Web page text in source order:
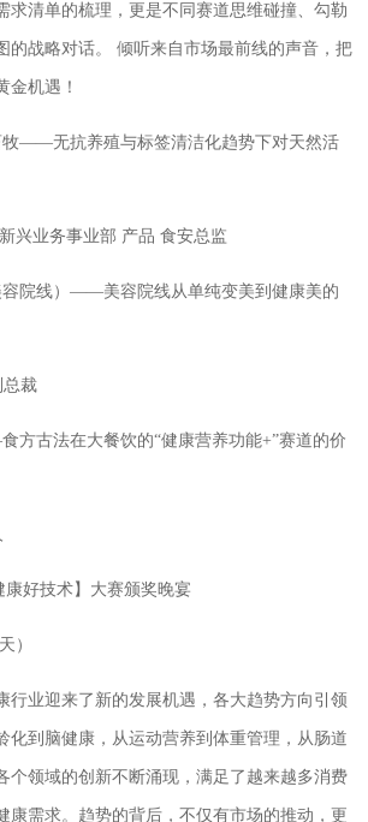
求清单的梳理，更是不同赛道思维碰撞、勾勒
的战略对话。 倾听来自市场最前线的声音，把
金机遇！
牧——无抗养殖与标签清洁化趋势下对天然活
兴业务事业部 产品 食安总监
容院线）——美容院线从单纯变美到健康美的
总裁
方古法在大餐饮的“健康营养功能+”赛道的价
康好技术】大赛颁奖晚宴
）
行业迎来了新的发展机遇，各大趋势方向引领
化到脑健康，从运动营养到体重管理，从肠道
个领域的创新不断涌现，满足了越来越多消费
康需求。趋势的背后，不仅有市场的推动，更